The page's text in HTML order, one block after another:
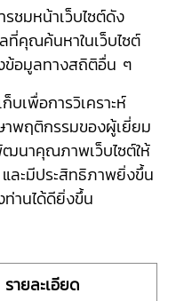
ชมหน้าเว็บไซต์ดัง
คุณค้นหาในเว็บไซต์
ข้อมูลทางสถิติอื่น ๆ
เพื่อการวิเคราะห์
าพฤติกรรมของผู้เยี่ยม
ฒนาคุณภาพเว็บไซต์ให้
และมีประสิทธิภาพยิ่งขึ้น
านได้ดียิ่งขึ้น
รายละเอียด